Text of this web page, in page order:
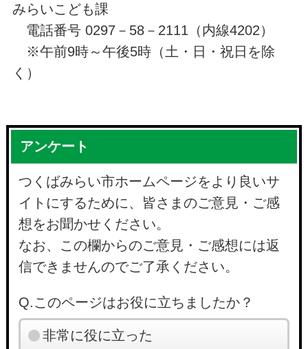
みらいこども課
電話番号 0297－58－2111（内線4202）
※午前9時～午後5時（土・日・祝日を除
く）
アンケート
つくばみらい市ホームページをより良いサ
イトにするために、皆さまのご意見・ご感
想をお聞かせください。
なお、この欄からのご意見・ご感想には返
信できませんのでご了承ください。
Q.このページはお役に立ちましたか？
非常に役に立った